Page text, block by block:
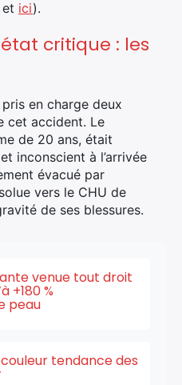
et ici).
critique : les
en charge deux
cet accident. Le
de 20 ans, était
inconscient à l’arrivée
évacué par
vers le CHU de
de ses blessures.
venue tout droit
+180 %
peau
tendance des